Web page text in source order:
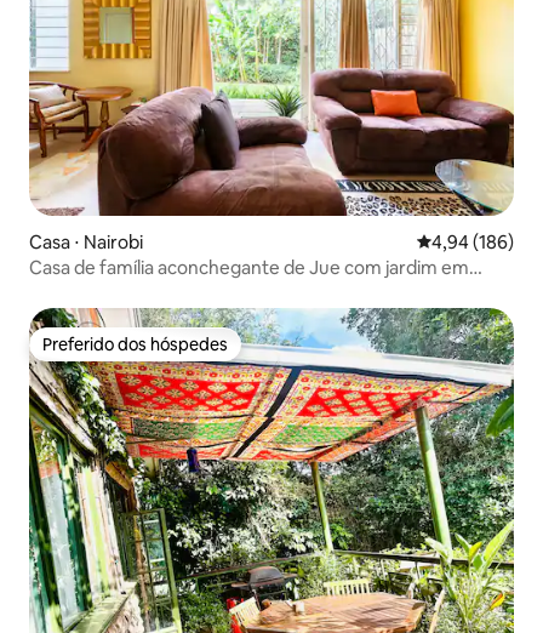
Casa ⋅ Nairobi 4,94 de uma
4,94 (186)
Casa de família aconchegante de Jue com jardim em
Preferido dos hóspedes
Preferido dos hóspedes